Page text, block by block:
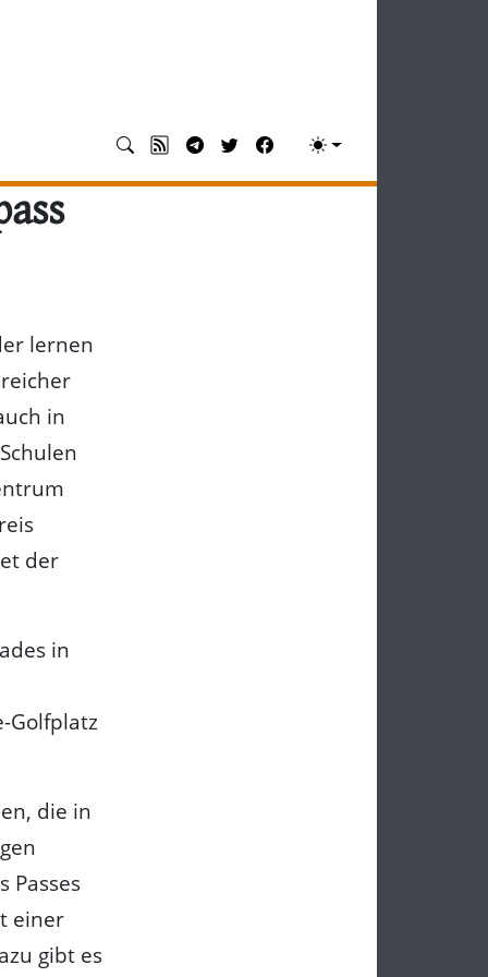
lernen
in
der
in
Golfplatz
die in
Passes
einer
gibt es